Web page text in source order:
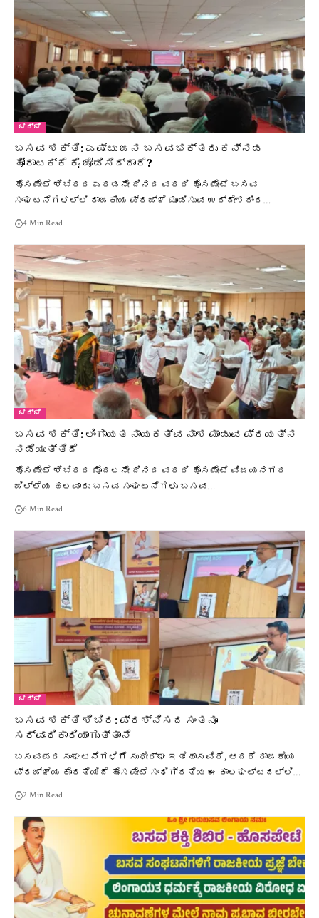
ಚರ್ಚೆ
ಬಸವ ಶಕ್ತಿ: ಎಷ್ಟು ಜನ ಬಸವಭಕ್ತರು ಕನ್ನಡ
ಹೋರಾಟಕ್ಕೆ ಕೈ ಜೋಡಿಸಿದ್ದಾರೆ?
ಹೊಸಪೇಟೆ ಶಿಬಿರದ ಎರಡನೇ ದಿನದ ವರದಿ ಹೊಸಪೇಟೆ ಬಸವ
ಸಂಘಟನೆಗಳಲ್ಲಿ ರಾಜಕೀಯ ಪ್ರಜ್ಞೆ ಮೂಡಿಸುವ ಉದ್ದೇಶದಿಂದ…
4 Min Read
ಚರ್ಚೆ
ಬಸವ ಶಕ್ತಿ: ಲಿಂಗಾಯತ ನಾಯಕತ್ವ ನಾಶ ಮಾಡುವ ಪ್ರಯತ್ನ
ನಡೆಯುತ್ತಿದೆ
ಹೊಸಪೇಟೆ ಶಿಬಿರದ ಮೊದಲನೇ ದಿನದ ವರದಿ ಹೊಸಪೇಟೆ ವಿಜಯನಗರ
ಜಿಲ್ಲೆಯ ಹಲವಾರು ಬಸವ ಸಂಘಟನೆಗಳು ಬಸವ…
6 Min Read
ಚರ್ಚೆ
ಬಸವ ಶಕ್ತಿ ಶಿಬಿರ: ಪ್ರಶ್ನಿಸದ ಸಂತನೂ
ಸರ್ವಾಧಿಕಾರಿಯಾಗುತ್ತಾನೆ
ಬಸವಪರ ಸಂಘಟನೆಗಳಿಗೆ ಸುಧೀರ್ಘ ಇತಿಹಾಸವಿದೆ, ಆದರೆ ರಾಜಕೀಯ
ಪ್ರಜ್ಞೆಯ ಕೊರತೆಯಿದೆ ಹೊಸಪೇಟೆ ಸಂಧಿಗ್ದತೆಯ ಈ ಕಾಲಘಟ್ಟದಲ್ಲಿ…
2 Min Read